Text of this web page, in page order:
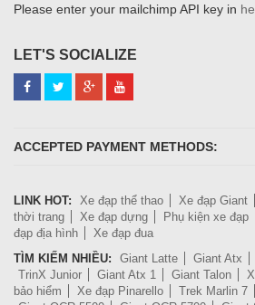
Please enter your mailchimp API key in
LET'S SOCIALIZE
ACCEPTED PAYMENT METHODS:
LINK HOT: Xe đạp thể thao Xe đạp Giant
thời trang
Xe đạp dựng Phụ kiện xe đạp
đạp địa hình
Xe đạp đua
TÌM KIẾM NHIỀU:
Giant Latte Giant Atx
TrinX Junior
Giant Atx 1 Giant Talon
bảo hiểm
Xe đạp Pinarello Trek Marlin 7